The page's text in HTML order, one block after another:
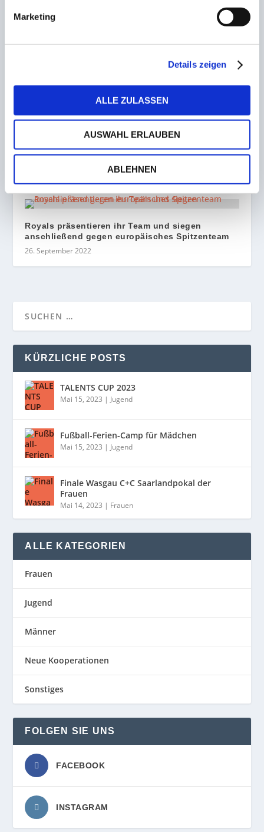
Marketing
Details zeigen
ALLE ZULASSEN
AUSWAHL ERLAUBEN
ABLEHNEN
5.Septemper aufgenommen
14. September 2022
proWIN Volleys fahren 3. Sieg in Folge ein und
laden zum ersten Heimspiel
21. November 2022
Royals präsentieren ihr Team und siegen
anschließend gegen europäisches Spitzenteam
26. September 2022
KÜRZLICHE POSTS
TALENTS CUP 2023
Mai 15, 2023 | Jugend
Fußball-Ferien-Camp für Mädchen
Mai 15, 2023 | Jugend
Finale Wasgau C+C Saarlandpokal der
Frauen
Mai 14, 2023 | Frauen
ALLE KATEGORIEN
Frauen
Jugend
Männer
Neue Kooperationen
Sonstiges
FOLGEN SIE UNS
FACEBOOK
INSTAGRAM